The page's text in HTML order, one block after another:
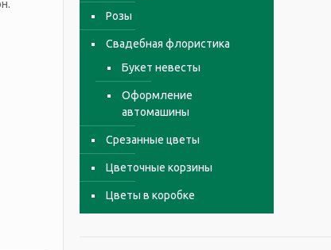
Розы
Свадебная флористика
Букет невесты
Оформление
автомашины
Срезанные цветы
Цветочные корзины
Цветы в коробке